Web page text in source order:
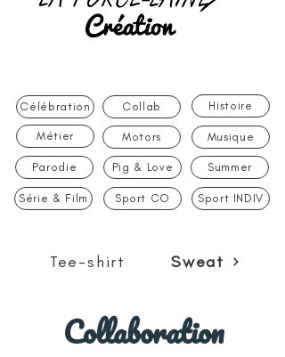
Célébration
Métier
Parodie
Série & Film
Collab
Motors
Pig & Love
Sport CO
Histoire
Musique
Summer
Sport INDIV
Tee-shirt Sweat
Collaboration